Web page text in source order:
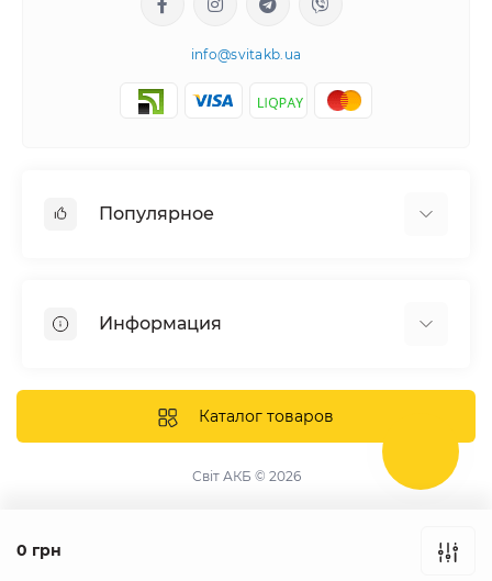
0 грн
info@svitakb.ua
Популярное
Системы хранения энергии
Инверторы
Аккумуляторы
Информация
Доставка и оплата
Каталог товаров
Світ АКБ © 2026